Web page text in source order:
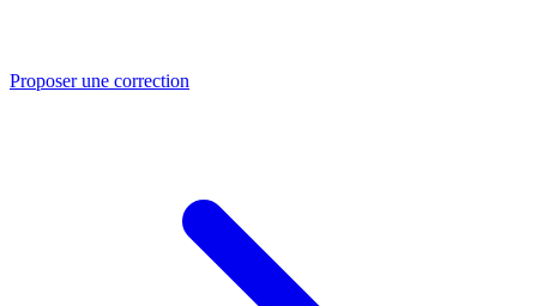
Proposer une correction